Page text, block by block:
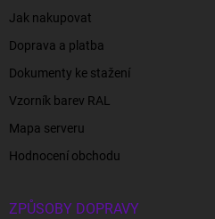
Jak nakupovat
Doprava a platba
Dokumenty ke stažení
Vzorník barev RAL
Mapa serveru
Hodnocení obchodu
ZPŮSOBY DOPRAVY